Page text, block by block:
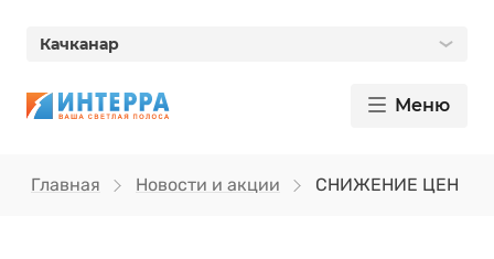
Качканар
Меню
Главная Новости и акции СНИЖЕНИЕ ЦЕН НА